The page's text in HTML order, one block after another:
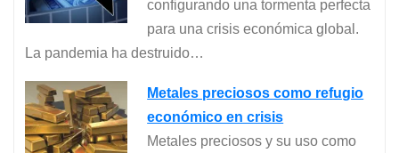
configurando una tormenta perfecta
para una crisis económica global.
La pandemia ha destruido…
Metales preciosos como refugio
económico en crisis
Metales preciosos y su uso como